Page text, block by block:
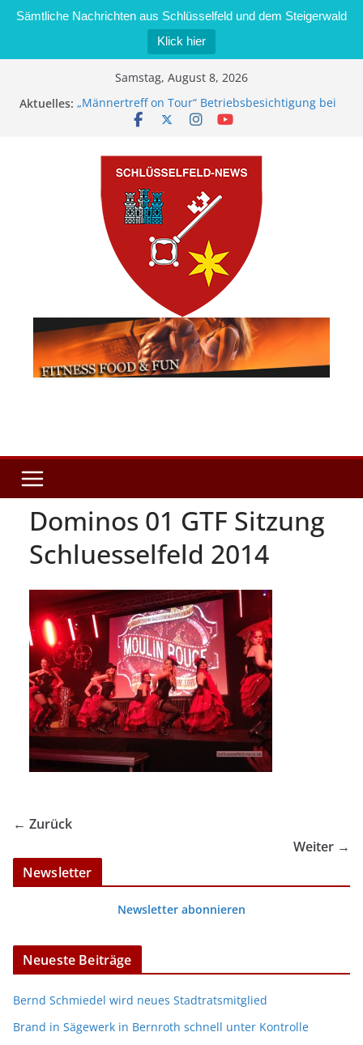
Sämtliche Nachrichten aus Schlüsselfeld und dem Steigerwald
Klick hier
Samstag, August 8, 2026
Aktuelles: „Männertreff on Tour“ Betriebsbesichtigung bei
der Schreinerei Zimmermann GmbH
Brand in Sägewerk in Bernroth schnell unter
Kontrolle
Stadt Schlüsselfeld bietet Online-Anmeldung für
Kindergartenplätze an
Dieseldiebstahl im Wert von 600 Euro
Dominos 01 GTF Sitzung
Schluesselfeld 2014
← Zurück
Weiter →
Newsletter
Newsletter abonnieren
Neueste Beiträge
Bernd Schmiedel wird neues Stadtratsmitglied
Brand in Sägewerk in Bernroth schnell unter Kontrolle